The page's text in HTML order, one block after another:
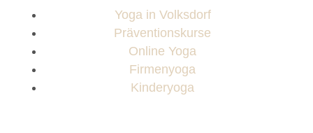
Yoga in Volksdorf
Präventionskurse
Online Yoga
Firmenyoga
Kinderyoga